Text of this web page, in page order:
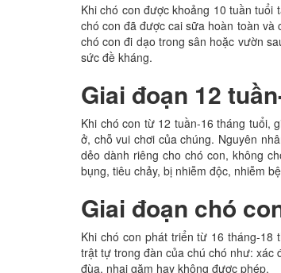
Khi chó con được khoảng 10 tuần tuổi
chó con đã được cai sữa hoàn toàn
chó con đi dạo trong sân hoặc vườn
sức đề kháng.
Giai đoạn 12
Khi chó con từ 12 tuần-16 tháng tuổi,
ở, chỗ vui chơi của chúng. Nguyên
dẻo dành riêng cho chó con, không
bụng, tiêu chảy, bị nhiễm độc, nhiễm
Giai đoạn chó
Khi chó con phát triển từ 16 tháng-18
trật tự trong đàn của chú chó như: xác
đùa, nhai gặm hay không được phép.